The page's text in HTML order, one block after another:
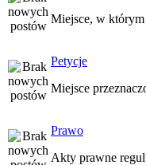
Miejsce, w którym
Petycje
Miejsce
Prawo
Akty prawne